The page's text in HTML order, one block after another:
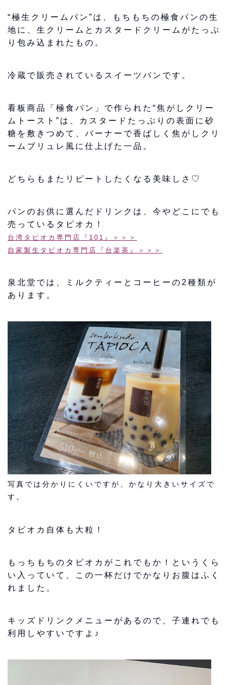
“極生クリームパン ”は、もちもちの極食パンの生
地に、生クリームとカスタードクリームがたっぷ
り包み込まれたもの。
冷蔵で販売されているスイーツパンです。
看板商品「極食パン」で作られた“焦がしクリー
ムトースト ”は、カスタードたっぷりの表面に砂
糖を敷きつめて、バーナーで香ばしく焦がしクリ
ームブリュレ風に仕上げた一品。
どちらもまたリピートしたくなる美味しさ♡
パンのお供に選んだドリンクは、今やどこにでも
売っているタピオカ！
台湾タピオカ専門店『101』＞＞＞
自家製生タピオカ専門店『台楽茶』＞＞＞
泉北堂では、ミルクティーとコーヒーの2種類が
あります。
写真では分かりにくいですが、かなり大きいサイズで
す。
タピオカ自体も大粒！
もっちもちのタピオカがこれでもか！というくら
い入っていて、この一杯だけでかなりお腹はふく
れました。
キッズドリンクメニュー があるので、子連れでも
利用しやすいですよ♪